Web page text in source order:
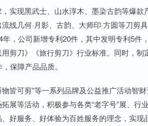
现黑武士、山水淳木、墨染古韵等爆款
线几何·月影、古韵、大师印·方圆等刀剪
，公司新增专利20件，其中发明专利5件
剪刀》《旅行剪刀》行业标准。同时，
保障产品品质。
皆可剪”等一系列品牌及公益推广活动智
展等活动，积极参与各类“老字号”展、行
好服务、好体验为百姓服务的理念，实